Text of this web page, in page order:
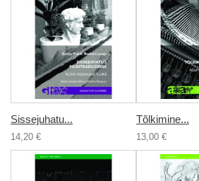
Sissejuhatu...
14,20 €
Tõlkimine...
13,00 €